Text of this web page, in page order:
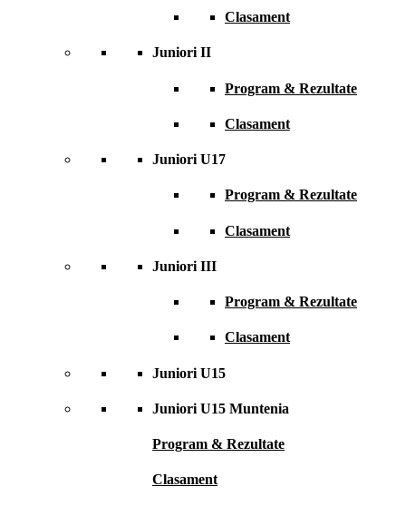
Clasament
Juniori II
Program & Rezultate
Clasament
Juniori U17
Program & Rezultate
Clasament
Juniori III
Program & Rezultate
Clasament
Juniori U15
Juniori U15 Muntenia
Program & Rezultate
Clasament